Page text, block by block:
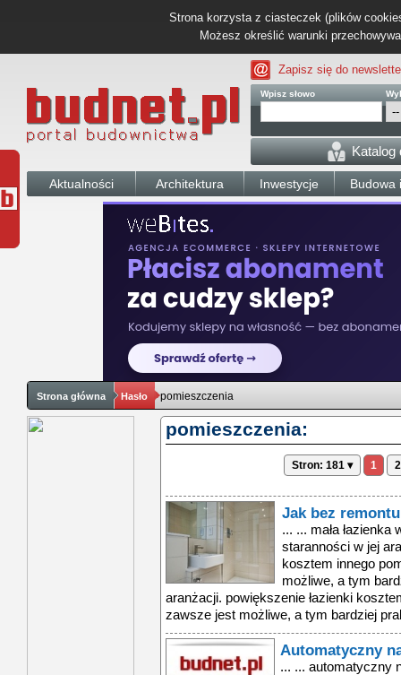
Strona korzysta z ciasteczek (plików
Możesz określić warunki
Zapisz się do
Wpisz słowo
Katalog
Aktualności Architektura Inwestycje Budowa
Strona główna Hasło pomieszczenia
pomieszczenia:
Stron: 181 ▾ 1 2
Jak bez
... ... mała
staranności w jej
kosztem innego
możliwe, a tym
aranżacji. powiększenie łazienki
zawsze jest możliwe, a tym bardziej
Automatyczny
... ... automatyczny